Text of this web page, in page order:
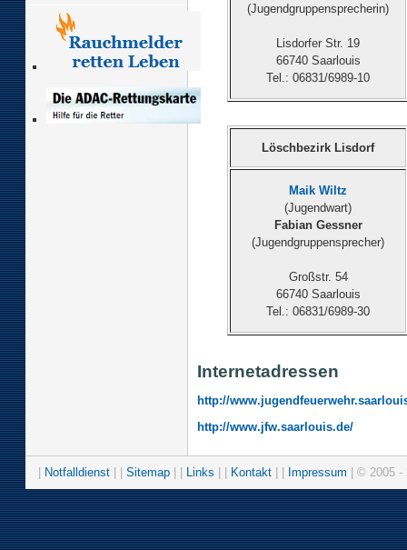
(Jugendgruppensprecherin)
Lisdorfer Str. 19
66740 Saarlouis
Tel.: 06831/6989-10
Löschbezirk Lisdorf
Maik Wiltz
(Jugendwart)
Fabian Gessner
(Jugendgruppensprecher)
Großstr. 54
66740 Saarlouis
Tel.: 06831/6989-30
Internetadressen
http://
http://www.jfw.saarlouis.de/
Notfalldienst Sitemap Links Kontakt Impressum | © 2005 -